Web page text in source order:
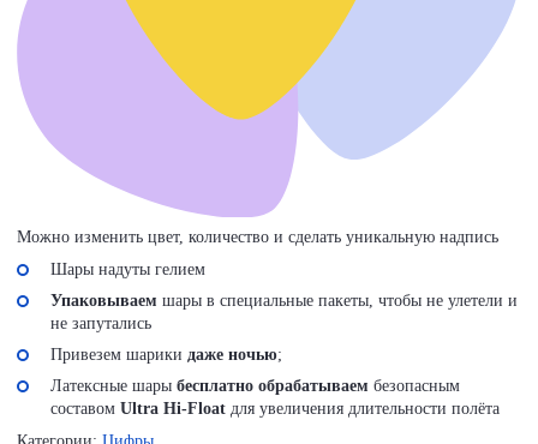
Можно изменить цвет, количество и сделать уникальную надпись
Шары надуты гелием
Упаковываем шары в специальные пакеты, чтобы не улетели и
не запутались
Привезем шарики даже ночью;
Латексные шары бесплатно обрабатываем безопасным
составом Ultra Hi-Float для увеличения длительности полёта
Категории: Цифры